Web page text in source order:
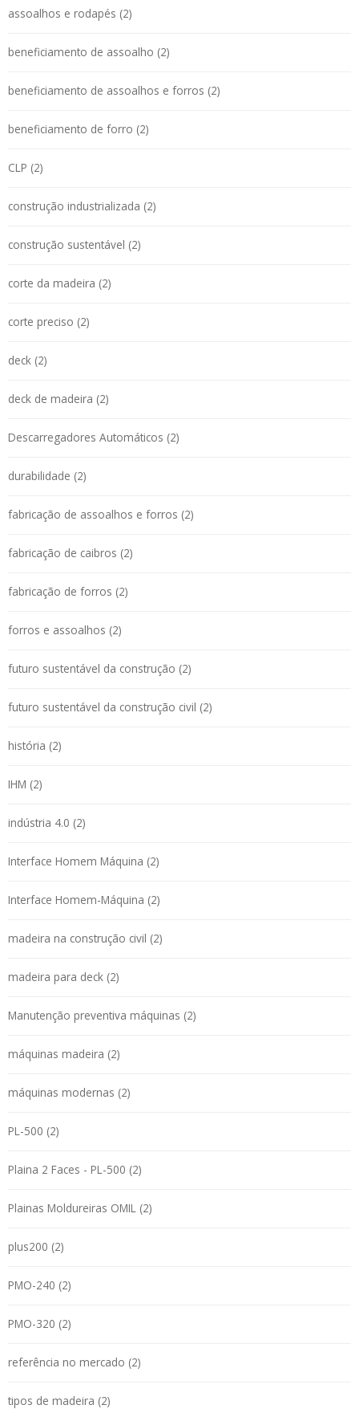
assoalhos e rodapés (2)
beneficiamento de assoalho (2)
beneficiamento de assoalhos e forros (2)
beneficiamento de forro (2)
CLP (2)
construção industrializada (2)
construção sustentável (2)
corte da madeira (2)
corte preciso (2)
deck (2)
deck de madeira (2)
Descarregadores Automáticos (2)
durabilidade (2)
fabricação de assoalhos e forros (2)
fabricação de caibros (2)
fabricação de forros (2)
forros e assoalhos (2)
futuro sustentável da construção (2)
futuro sustentável da construção civil (2)
história (2)
IHM (2)
indústria 4.0 (2)
Interface Homem Máquina (2)
Interface Homem-Máquina (2)
madeira na construção civil (2)
madeira para deck (2)
Manutenção preventiva máquinas (2)
máquinas madeira (2)
máquinas modernas (2)
PL-500 (2)
Plaina 2 Faces - PL-500 (2)
Plainas Moldureiras OMIL (2)
plus200 (2)
PMO-240 (2)
PMO-320 (2)
referência no mercado (2)
tipos de madeira (2)